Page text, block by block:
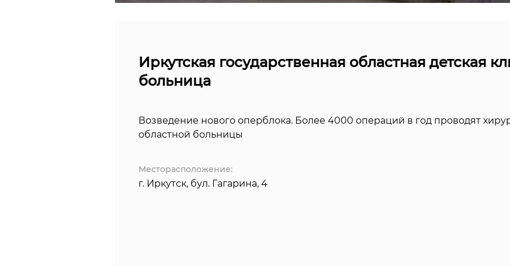
Иркутская государственная областная детская
больница
Возведение нового оперблока. Более 4000 операций в год проводят
областной больницы
Месторасположение:
г. Иркутск, бул. Гагарина, 4